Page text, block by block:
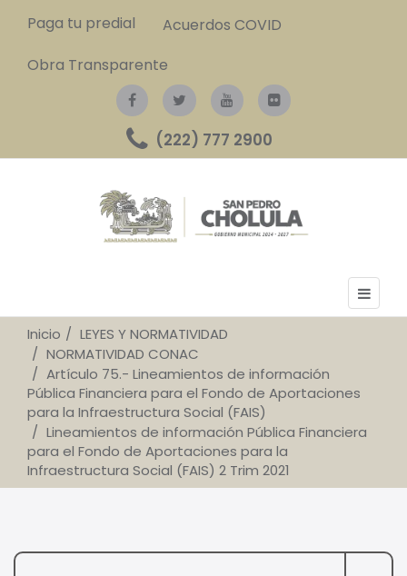
Paga tu predial
Acuerdos COVID
Obra Transparente
(222) 777 2900
Inicio
LEYES Y NORMATIVIDAD
NORMATIVIDAD CONAC
Artículo 75.- Lineamientos de información
Pública Financiera para el Fondo de Aportaciones
para la Infraestructura Social (FAIS)
Lineamientos de información Pública Financiera
para el Fondo de Aportaciones para la
Infraestructura Social (FAIS) 2 Trim 2021